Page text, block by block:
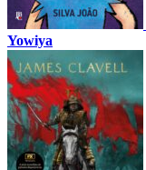
Yowiya